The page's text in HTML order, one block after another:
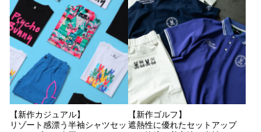
【新作カジュアル】
リゾート感漂う半袖シャツセッ
【新作ゴルフ】
遮熱性に優れたセットアップ